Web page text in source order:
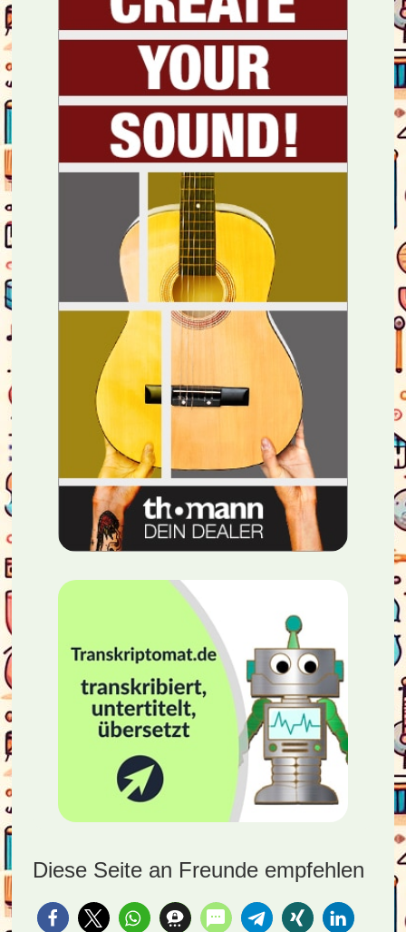
Diese Seite an Freunde empfehlen